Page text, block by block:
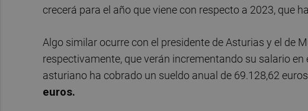
crecerá para el año que viene con respecto a 2023, que
Algo similar ocurre con el presidente de Asturias y el de
respectivamente, que verán incrementando su salario
asturiano ha cobrado un sueldo anual de 69.128,62
euros.